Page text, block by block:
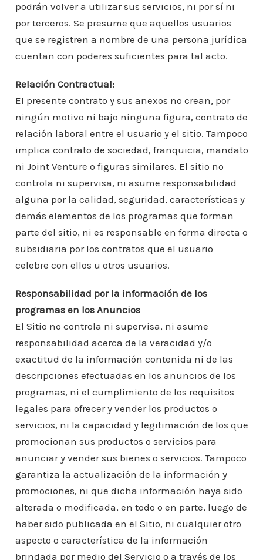
podrán volver a utilizar sus servicios, ni por sí ni
por terceros. Se presume que aquellos usuarios
que se registren a nombre de una persona jurídica
cuentan con poderes suficientes para tal acto.
Relación Contractual:
El presente contrato y sus anexos no crean, por
ningún motivo ni bajo ninguna figura, contrato de
relación laboral entre el usuario y el sitio. Tampoco
implica contrato de sociedad, franquicia, mandato
ni Joint Venture o figuras similares. El sitio no
controla ni supervisa, ni asume responsabilidad
alguna por la calidad, seguridad, características y
demás elementos de los programas que forman
parte del sitio, ni es responsable en forma directa o
subsidiaria por los contratos que el usuario
celebre con ellos u otros usuarios.
Responsabilidad por la información de los
programas en los Anuncios
El Sitio no controla ni supervisa, ni asume
responsabilidad acerca de la veracidad y/o
exactitud de la información contenida ni de las
descripciones efectuadas en los anuncios de los
programas, ni el cumplimiento de los requisitos
legales para ofrecer y vender los productos o
servicios, ni la capacidad y legitimación de los que
promocionan sus productos o servicios para
anunciar y vender sus bienes o servicios. Tampoco
garantiza la actualización de la información y
promociones, ni que dicha información haya sido
alterada o modificada, en todo o en parte, luego de
haber sido publicada en el Sitio, ni cualquier otro
aspecto o característica de la información
brindada por medio del Servicio o a través de los